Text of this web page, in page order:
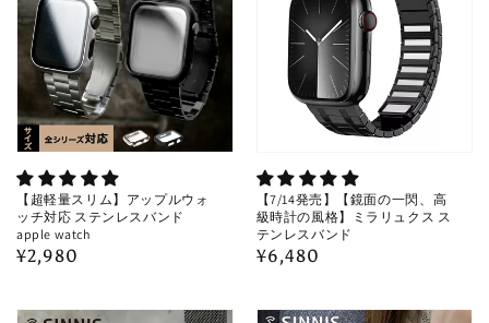
【超軽量スリム】アップルウォ
ッチ対応 ステンレスバンド
apple watch
通
価
¥2,980
【7/14発売】【鏡面の一閃、高
級時計の風格】ミラリュクス ス
テンレスバンド
通
価
¥6,480